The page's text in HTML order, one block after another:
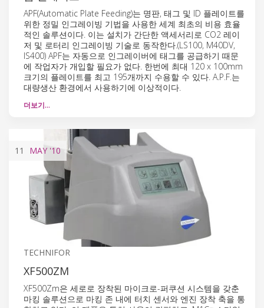
APF(Automatic Plate Feeding)는 명판, 태그 및 ID 플레이트를
위한 정밀 인그레이빙 기법을 사용한 세계 최초의 비용 효율
적인 솔루션이다. 이는 설치가 간단한 액세서리로 CO2 레이
저 및 로터리 인그레이빙 기술로 동작한다.(LS100, M40DV,
IS400) APF는 자동으로 인그레이버에 태그를 공급하기 때문
에 작업자가 개입할 필요가 없다. 한번에 최대 120 x 100mm
크기의 플레이트를 최고 195개까지 수용할 수 있다. A.P.F.는
대량생산 환경에서 사용하기에 이상적이다.
더보기…
11 MAY '10
TECHNIFOR
XF500ZM
XF500Zm은 세로로 장착된 마이크로-퍼쿠션 시스템을 갖춘
마킹 솔루션으로 마킹 존 내에 터치 센서와 엔진 장착 축을 통